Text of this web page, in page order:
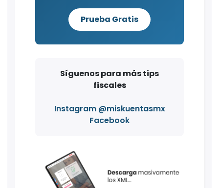
Prueba Gratis
Síguenos para más tips
fiscales
Instagram @miskuentasmx
Facebook